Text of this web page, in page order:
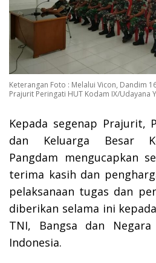
Keterangan Foto : Melalui Vicon, Dandim
Prajurit Peringati HUT Kodam IX/Udayana
Kepada segenap Prajurit,
dan Keluarga Besar
Pangdam mengucapkan
terima kasih dan
pelaksanaan tugas dan
diberikan selama ini
TNI, Bangsa dan
Indonesia.